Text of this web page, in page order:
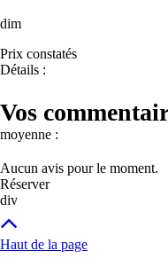
dim
Prix constatés
Détails :
Vos
moyenne :
Aucun avis pour le moment.
Réserver
div
Haut de la page